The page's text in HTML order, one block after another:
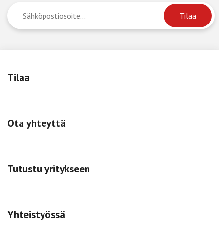
Tilaa
Ota yhteyttä
Tutustu yritykseen
Yhteistyössä